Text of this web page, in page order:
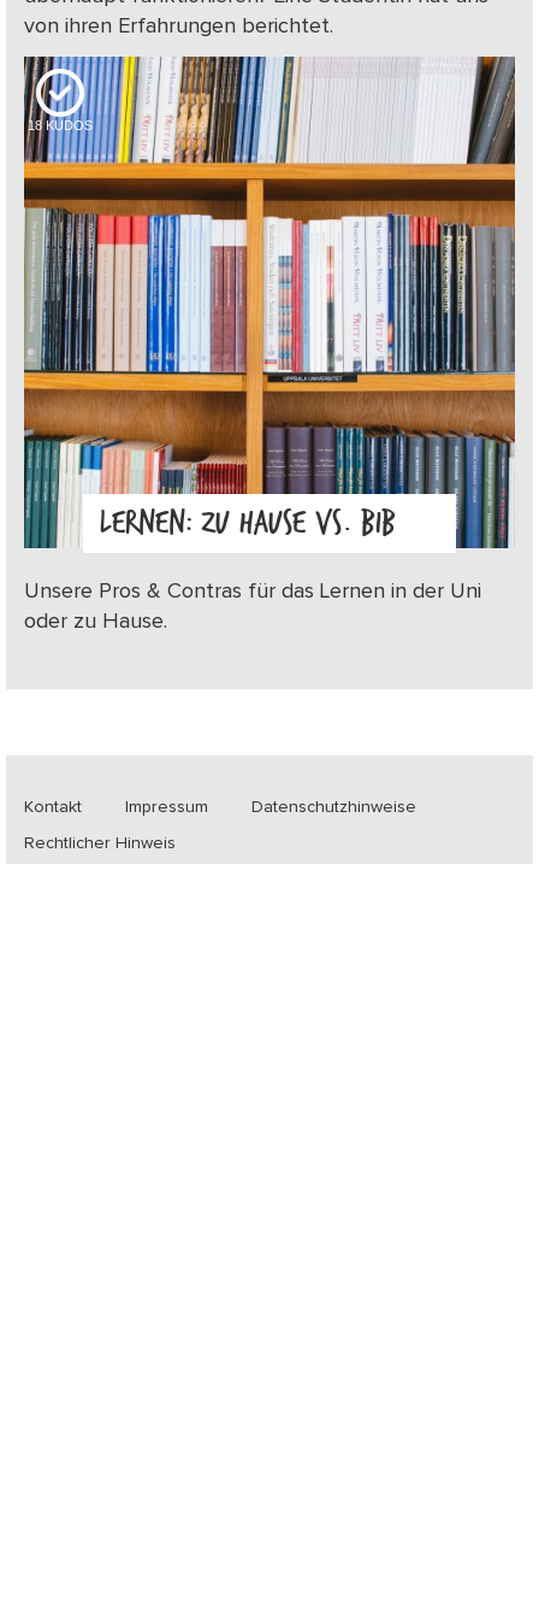
von ihren Erfahrungen berichtet.
18 KUDOS
LERNEN: ZU HAUSE VS. BIB
Unsere Pros & Contras für das Lernen in der Uni
oder zu Hause.
Kontakt Impressum Datenschutzhinweise
Rechtlicher Hinweis